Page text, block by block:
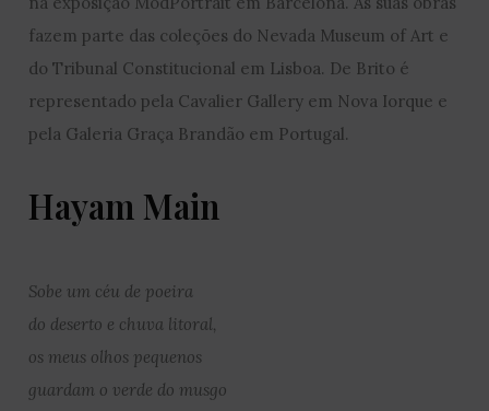
fazem parte das coleções do Nevada Museum of Art e
do Tribunal Constitucional em Lisboa. De Brito é
representado pela Cavalier Gallery em Nova Iorque e
pela Galeria Graça Brandão em Portugal.
Hayam Main
Sobe um céu de poeira
do deserto e chuva litoral,
os meus olhos pequenos
guardam o verde do musgo